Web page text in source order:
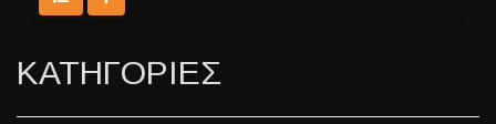
ΚΑΤΗΓΟΡΙΕΣ